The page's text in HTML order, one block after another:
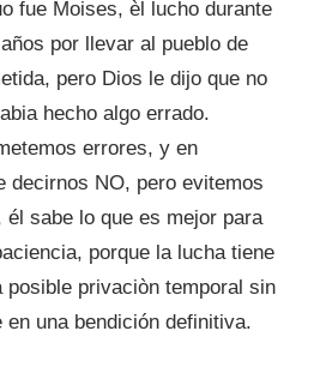
fue Moises, èl lucho durante
por llevar al pueblo de
pero Dios le dijo que no
hecho algo errado.
errores, y en
decirnos NO, pero evitemos
él sabe lo que es mejor para
porque la lucha tiene
privaciòn temporal sin
una bendición definitiva.